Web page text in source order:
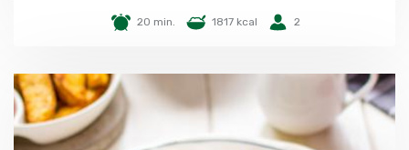
20 min. 1817 kcal 2